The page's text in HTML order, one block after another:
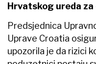
Hrvatskog ureda za
Predsjednica
Uprave Croatia
upozorila je da rizici